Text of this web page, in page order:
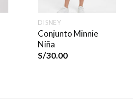
DISNEY
Conjunto Minnie
Niña
S/30.00